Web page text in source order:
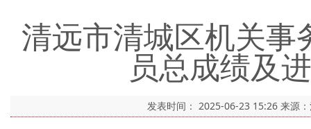
清远市清城区机关
员总成绩及
发表时间： 2025-06-23 15:26 来源